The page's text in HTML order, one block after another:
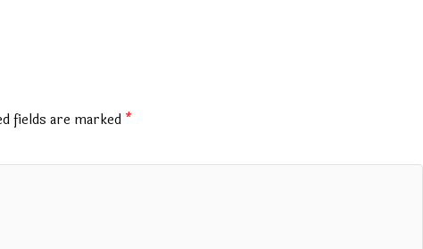
fields are marked *